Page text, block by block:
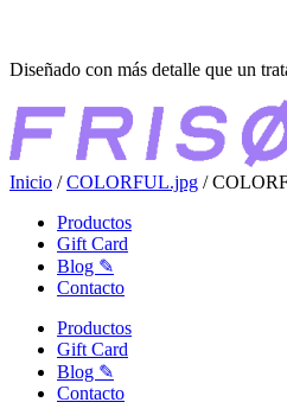
contenido
Diseñado con más detalle que un
Inicio /COLORFUL.jpg /
Productos
Gift Card
Blog ✎
Contacto
Productos
Gift Card
Blog ✎
Contacto